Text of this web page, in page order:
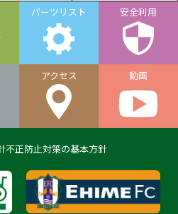
パーツリスト 安全利用
アクセス 動画
不正防止対策の基本方針